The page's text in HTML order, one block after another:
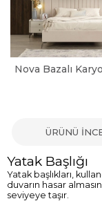
ÜRÜNÜ
Yatak Başlığı
Yatak başlıkları,
duvarın hasar
seviyeye taşır.